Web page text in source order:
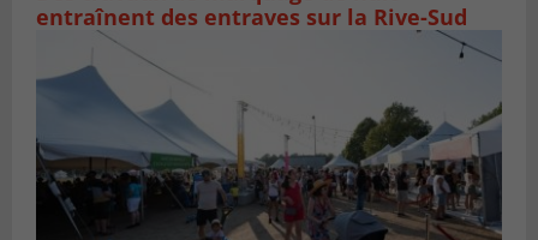
entraînent des entraves sur la Rive-Sud